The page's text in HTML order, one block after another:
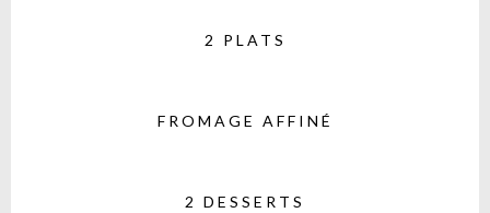
2 PLATS
FROMAGE AFFINÉ
2 DESSERTS